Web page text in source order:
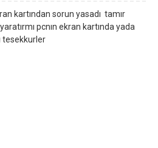
kartından sorun yasadı tamır
yaratırmı pcnın ekran kartında yada
tesekkurler